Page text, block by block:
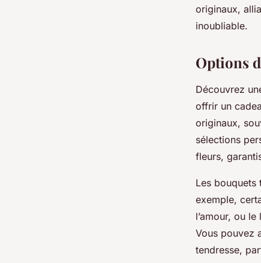
originaux,
inoubliable.
Options
Découvrez
offrir un
originaux,
sélections
fleurs,
Les bouquets
exemple,
l’amour, ou
Vous pouvez
tendresse,